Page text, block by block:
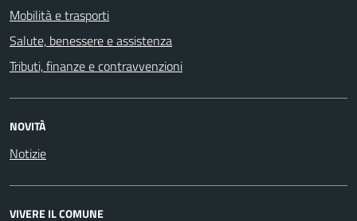
Mobilità e trasporti
Salute, benessere e assistenza
Tributi, finanze e contravvenzioni
NOVITÀ
Notizie
VIVERE IL COMUNE